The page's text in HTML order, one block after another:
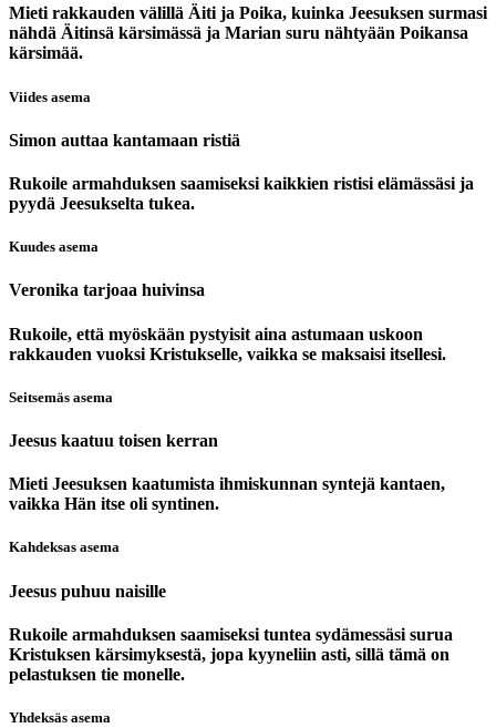
Mieti rakkauden välillä Äiti ja Poika, kuinka Jeesuksen surmasi
nähdä Äitinsä kärsimässä ja Marian suru nähtyään Poikansa
kärsimää.
Viides asema
Simon auttaa kantamaan ristiä
Rukoile armahduksen saamiseksi kaikkien ristisi elämässäsi ja
pyydä Jeesukselta tukea.
Kuudes asema
Veronika tarjoaa huivinsa
Rukoile, että myöskään pystyisit aina astumaan uskoon
rakkauden vuoksi Kristukselle, vaikka se maksaisi itsellesi.
Seitsemäs asema
Jeesus kaatuu toisen kerran
Mieti Jeesuksen kaatumista ihmiskunnan syntejä kantaen,
vaikka Hän itse oli syntinen.
Kahdeksas asema
Jeesus puhuu naisille
Rukoile armahduksen saamiseksi tuntea sydämessäsi surua
Kristuksen kärsimyksestä, jopa kyyneliin asti, sillä tämä on
pelastuksen tie monelle.
Yhdeksäs asema